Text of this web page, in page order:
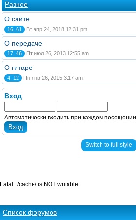
Разное
О сайте
16, 61 Вт апр 24, 2018 12:31 pm
О передаче
17, 46 Пт июл 26, 2013 12:55 am
О гитаре
4, 12 Пн янв 26, 2015 3:17 am
Вход
Автоматически входить при каждом посещении
Switch to full style
Список форумов
Fatal: ./cache/ is NOT writable.